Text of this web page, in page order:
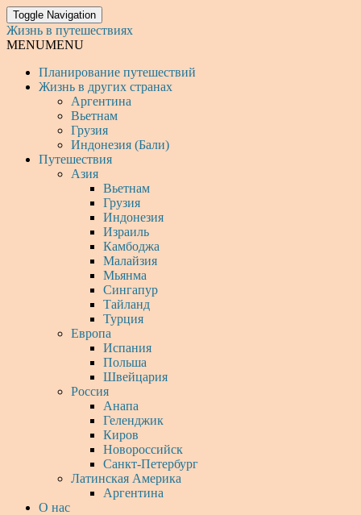
Toggle Navigation
Жизнь в путешествиях
MENUMENU
Планирование путешествий
Жизнь в других странах
Аргентина
Вьетнам
Грузия
Индонезия (Бали)
Путешествия
Азия
Вьетнам
Грузия
Индонезия
Израиль
Камбоджа
Малайзия
Мьянма
Сингапур
Тайланд
Турция
Европа
Испания
Польша
Швейцария
Россия
Анапа
Геленджик
Киров
Новороссийск
Санкт-Петербург
Латинская Америка
Аргентина
О нас